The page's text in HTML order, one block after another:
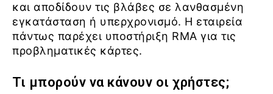
και αποδίδουν τις βλάβες σε λανθασμένη
εγκατάσταση ή υπερχρονισμό. Η εταιρεία
πάντως παρέχει υποστήριξη RMA για τις
προβληματικές κάρτες.
Τι μπορούν να κάνουν οι χρήστες;